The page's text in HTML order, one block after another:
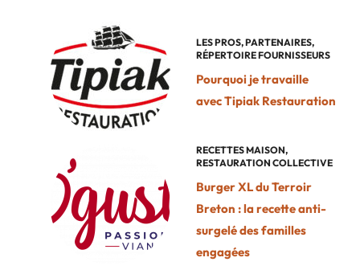
LES PROS,PARTENAIRES,
RÉPERTOIRE FOURNISSEURS
Pourquoi je travaille
avec Tipiak Restauration
RECETTES MAISON,
RESTAURATION COLLECTIVE
Burger XL du Terroir
Breton : la recette anti-
surgelé des familles
engagées